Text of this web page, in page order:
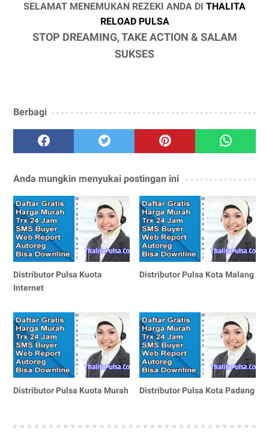
SELAMAT MENEMUKAN REZEKI ANDA DI THALITA
RELOAD PULSA
STOP DREAMING, TAKE ACTION & SALAM
SUKSES
Berbagi
Anda mungkin menyukai postingan ini
Distributor Pulsa Kuota
Internet
Distributor Pulsa Kota Malang
Distributor Pulsa Kuota Murah Distributor Pulsa Kota Padang